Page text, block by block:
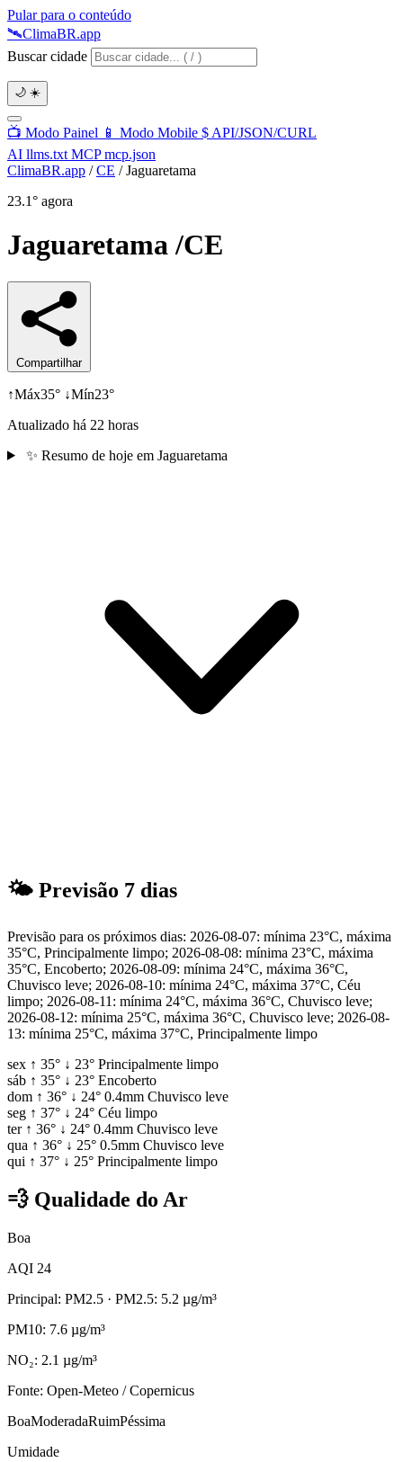
Pular para o conteúdo
🛰️ClimaBR.app
Buscar cidade
🌙 ☀️
📺 Modo Painel 📱 Modo Mobile $ API/JSON/CURL
AI llms.txt MCPmcp.json
ClimaBR.app / CE / Jaguaretama
23.1° agora
Jaguaretama/CE
Compartilhar
↑Máx35° ↓Mín23°
Atualizado há 22 horas
✨ Resumo de hoje em Jaguaretama
🌤 Previsão 7 dias
Previsão para os próximos dias: 2026-08-07: mínima 23°C, máxima
35°C, Principalmente limpo; 2026-08-08: mínima 23°C, máxima
35°C, Encoberto; 2026-08-09: mínima 24°C, máxima 36°C,
Chuvisco leve; 2026-08-10: mínima 24°C, máxima 37°C, Céu
limpo; 2026-08-11: mínima 24°C, máxima 36°C, Chuvisco leve;
2026-08-12: mínima 25°C, máxima 36°C, Chuvisco leve; 2026-08-
13: mínima 25°C, máxima 37°C, Principalmente limpo
sex ↑ 35° ↓ 23° Principalmente limpo
sáb ↑ 35° ↓ 23° Encoberto
dom ↑ 36° ↓ 24° 0.4mm Chuvisco leve
seg ↑ 37° ↓ 24° Céu limpo
ter ↑ 36° ↓ 24° 0.4mm Chuvisco leve
qua ↑ 36° ↓ 25° 0.5mm Chuvisco leve
qui ↑ 37° ↓ 25° Principalmente limpo
💨 Qualidade do Ar
Boa
AQI 24
Principal: PM2.5 · PM2.5: 5.2 µg/m³
PM10: 7.6 µg/m³
NO₂: 2.1 µg/m³
Fonte: Open-Meteo / Copernicus
BoaModeradaRuimPéssima
Umidade